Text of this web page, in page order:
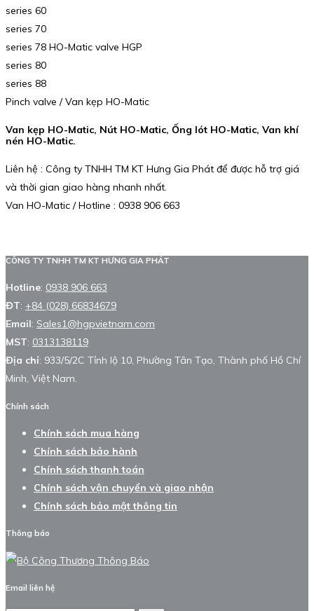
series 60
series 70
series 78 HO-Matic valve HGP
series 80
series 88
Pinch valve / Van kẹp HO-Matic
Van kẹp HO-Matic, Nút HO-Matic, Ống lót HO-Matic, Van khí
nén HO-Matic.
Liên hệ : Công ty TNHH TM KT Hưng Gia Phát để được hỗ trợ giá
và thời gian giao hàng nhanh nhất.
Van HO-Matic / Hotline : 0938 906 663
CÔNG TY TNHH TM KT HƯNG GIA PHÁT
Hotline: 0938 906 663
ĐT: +84 (028) 66834679
Email: Sales1@hgpvietnam.com
MST: 0313138119
Địa chỉ: 933/5/2C Tỉnh lộ 10, Phường Tân Tạo, Thành phố Hồ Chí
Minh, Việt Nam.
Chính sách
Chính sách mua hàng
Chính sách bảo hành
Chính sách thanh toán
Chính sách vận chuyển và giao nhận
Chính sách bảo mật thông tin
Thông báo
Email liên hệ